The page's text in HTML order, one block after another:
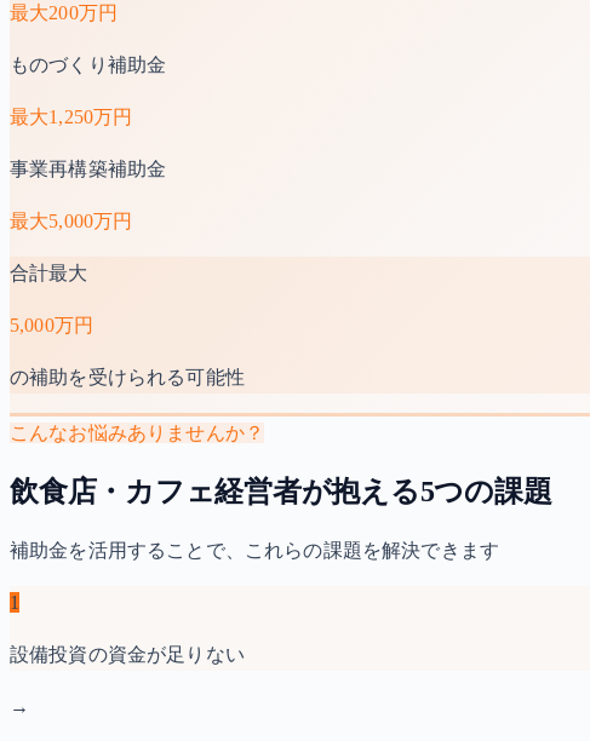
最大200万円
ものづくり補助金
最大1,250万円
事業再構築補助金
最大5,000万円
合計最大
5,000万円
の補助を受けられる可能性
こんなお悩みありませんか？
飲食店・カフェ経営者が抱える5つの課題
補助金を活用することで、これらの課題を解決できます
1
設備投資の資金が足りない
→